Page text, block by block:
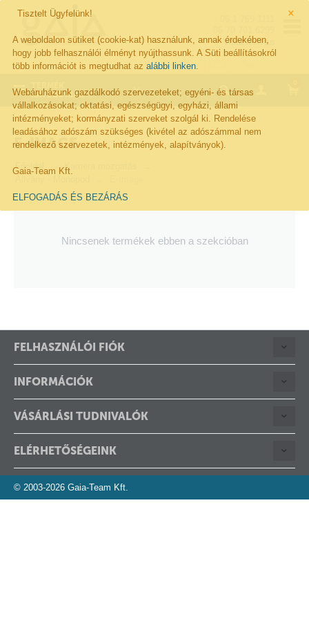
×
Tisztelt Ügyfelünk!
A weboldalon sütiket (cookie-kat) használunk, annak érdekében,
hogy jobb felhasználói élményt nyújthassunk. A Süti beállításokról
több információt is megtudhat az alábbi linken.
Webáruházunk gazdálkodó szervezeteket; egyéni- és társas
vállalkozásokat; oktatási, egészségügyi, egyházi, állami
intézményeket; kormányzati szerveket szolgál ki. Rendelése
leadásához adószám szükséges (kivétel az adószámmal nem
rendelkező szervezetek, intézmények, alapítványok).
Gaia-Team Kft.
ELFOGADÁS ÉS BEZÁRÁS
Visszahívás
KATEGÓRIÁK
E-IMAGE
Főoldal
Kamera mozgatás
Nincsenek termékek ebben a szekcióban
FELHASZNÁLÓI FIÓK
INFORMÁCIÓK
VÁSÁRLÁSI TUDNIVALÓK
ELÉRHETŐSÉGEINK
© 2003-2026 Gaia-Team Kft.